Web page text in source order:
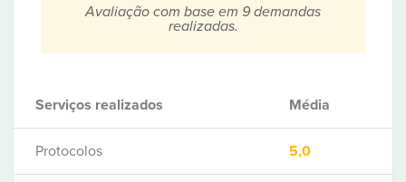
Avaliação com base em 9 demandas
realizadas.
Serviços realizados Média
Protocolos 5,0